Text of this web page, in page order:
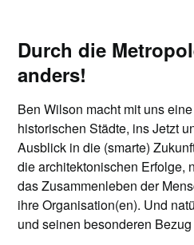
Durch die
anders!
Ben Wilson macht mit uns
historischen Städte, ins Jetzt
Ausblick in die (smarte)
die architektonischen Erfolge,
das Zusammenleben der
ihre Organisation(en). Und
und seinen besonderen Bezug